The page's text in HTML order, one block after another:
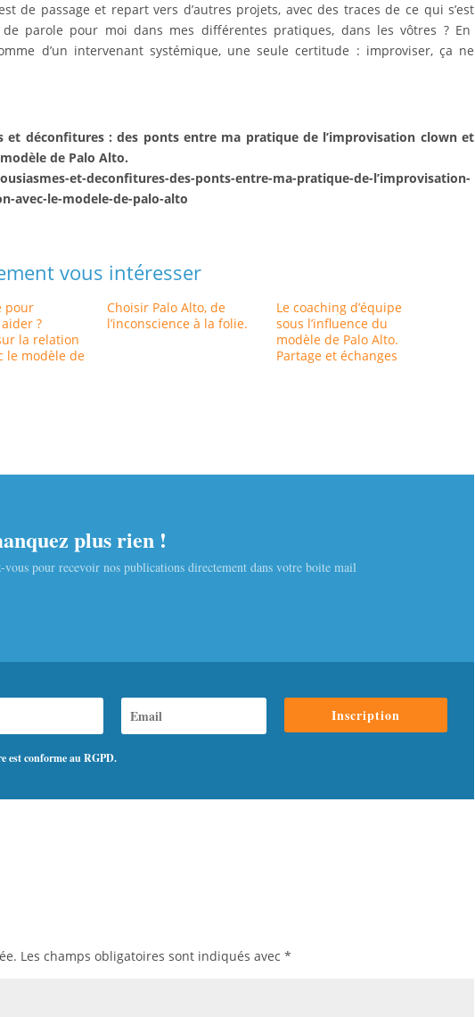
de passage et repart vers d’autres projets, avec des traces de ce qui s’est
parole pour moi dans mes différentes pratiques, dans les vôtres ? En
d’un intervenant systémique, une seule certitude : improviser, ça ne
et déconfitures : des ponts entre ma pratique de l’improvisation clown et
de Palo Alto.
et-deconfitures-des-ponts-entre-ma-pratique-de-l’improvisation-
avec-le-modele-de-palo-alto
vous intéresser
pour
?
la relation
le modèle de
Choisir Palo Alto, de
l’inconscience à la folie.
Le coaching d’équipe
sous l’influence du
modèle de Palo Alto.
Partage et échanges
plus rien !
vous pour recevoir nos publications directement dans votre boite mail
Inscription
est conforme au RGPD.
Les champs obligatoires sont indiqués avec*